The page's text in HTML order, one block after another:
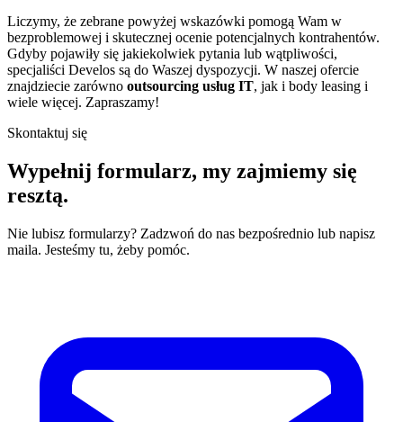
Liczymy, że zebrane powyżej wskazówki pomogą Wam w
bezproblemowej i skutecznej ocenie potencjalnych kontrahentów.
Gdyby pojawiły się jakiekolwiek pytania lub wątpliwości,
specjaliści Develos są do Waszej dyspozycji. W naszej ofercie
znajdziecie zarówno outsourcing usług IT, jak i body leasing i
wiele więcej. Zapraszamy!
Skontaktuj się
Wypełnij formularz, my zajmiemy się
resztą.
Nie lubisz formularzy? Zadzwoń do nas bezpośrednio lub napisz
maila. Jesteśmy tu, żeby pomóc.